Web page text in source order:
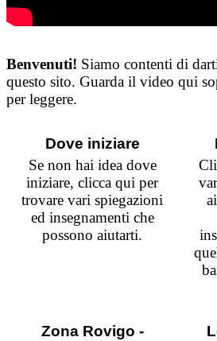
Benvenuti! Siamo contenti di
questo sito. Guarda il video qui
per leggere.
Dove iniziare
Se non hai idea dove
iniziare, clicca qui per
trovare vari spiegazioni
ed insegnamenti che
possono aiutarti.
Zona Rovigo -